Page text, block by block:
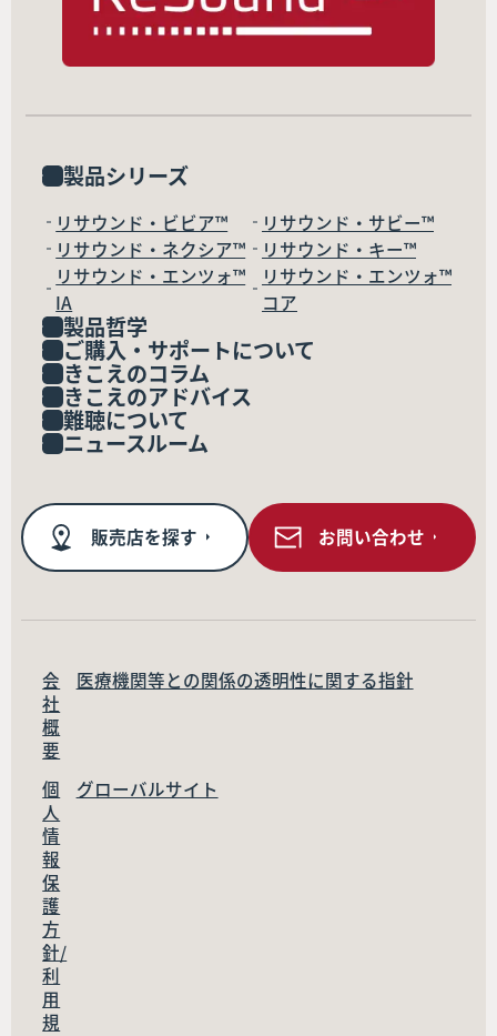
製品シリーズ
リサウンド・ビビア™
リサウンド・サビー™
リサウンド・ネクシア™
リサウンド・キー™
リサウンド・エンツォ™
IA
リサウンド・エンツォ™
コア
製品哲学
ご購入・サポートについて
きこえのコラム
きこえのアドバイス
難聴について
ニュースルーム
販売店を探す お問い合わせ
会
社
概
要
医療機関等との関係の透明性に関する指針
個
人
情
報
保
護
方
針/
利
用
規
グローバルサイト